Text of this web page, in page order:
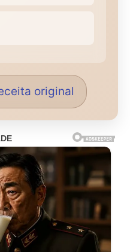
original